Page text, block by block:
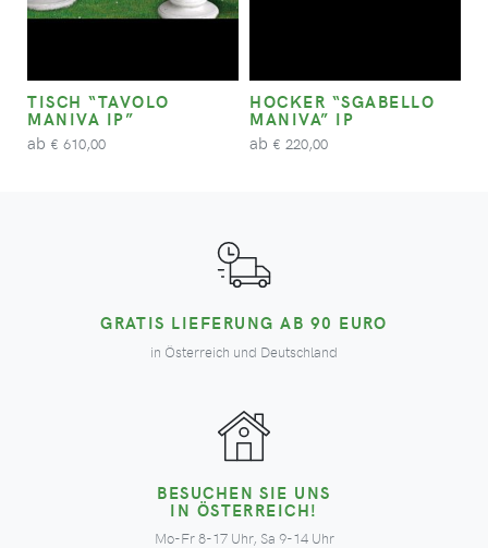
TISCH “TAVOLO
MANIVA IP”
ab € 610,00
HOCKER “SGABELLO
MANIVA” IP
ab € 220,00
GRATIS LIEFERUNG AB 90 EURO
in Österreich und Deutschland
BESUCHEN SIE UNS
IN ÖSTERREICH!
Mo-Fr 8-17 Uhr, Sa 9-14 Uhr